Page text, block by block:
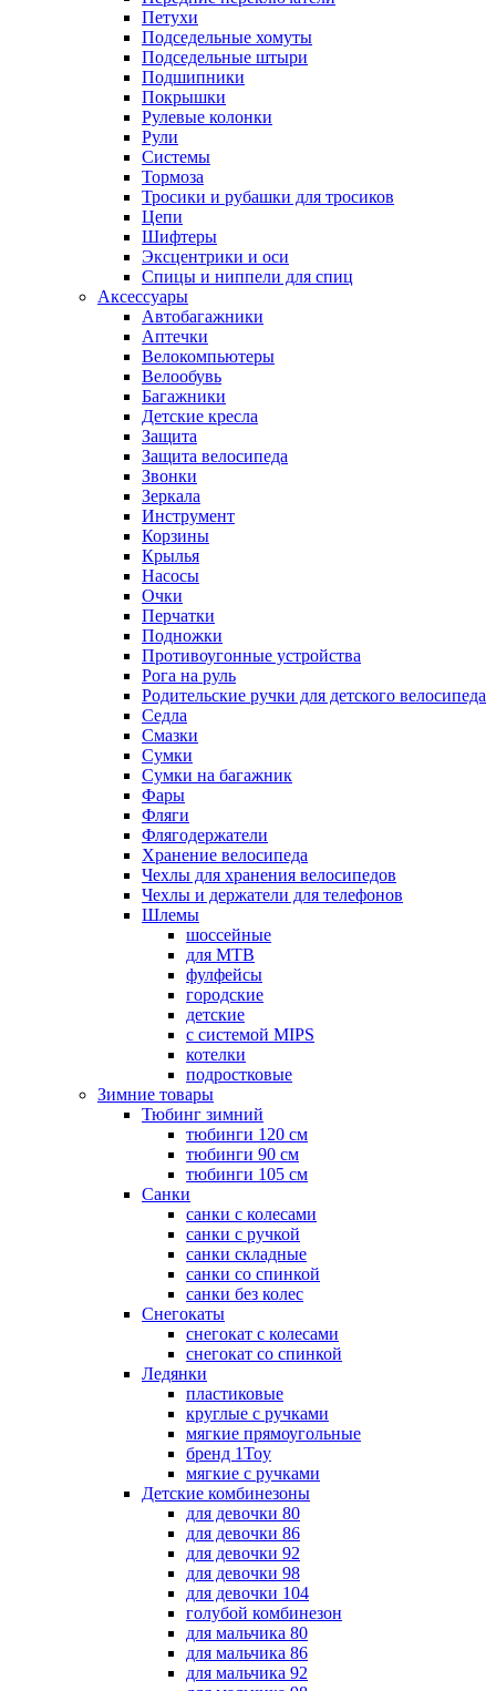
Петухи
Подседельные хомуты
Подседельные штыри
Подшипники
Покрышки
Рулевые колонки
Рули
Системы
Тормоза
Тросики и рубашки для тросиков
Цепи
Шифтеры
Эксцентрики и оси
Спицы и ниппели для спиц
Аксессуары
Автобагажники
Аптечки
Велокомпьютеры
Велообувь
Багажники
Детские кресла
Защита
Защита велосипеда
Звонки
Зеркала
Инструмент
Корзины
Крылья
Насосы
Очки
Перчатки
Подножки
Противоугонные устройства
Рога на руль
Родительские ручки для детского велосипеда
Седла
Смазки
Сумки
Сумки на багажник
Фары
Фляги
Флягодержатели
Хранение велосипеда
Чехлы для хранения велосипедов
Чехлы и держатели для телефонов
Шлемы
шоссейные
для MTB
фулфейсы
городские
детские
с системой MIPS
котелки
подростковые
Зимние товары
Тюбинг зимний
тюбинги 120 см
тюбинги 90 см
тюбинги 105 см
Санки
санки с колесами
санки с ручкой
санки складные
санки со спинкой
санки без колес
Снегокаты
снегокат с колесами
снегокат со спинкой
Ледянки
пластиковые
круглые с ручками
мягкие прямоугольные
бренд 1Toy
мягкие с ручками
Детские комбинезоны
для девочки 80
для девочки 86
для девочки 92
для девочки 98
для девочки 104
голубой комбинезон
для мальчика 80
для мальчика 86
для мальчика 92